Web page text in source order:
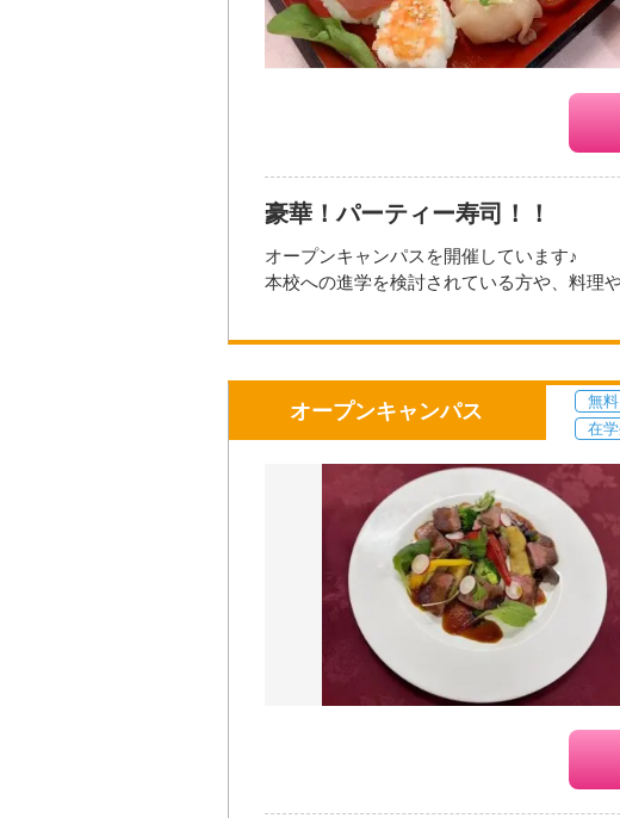
・ホームページhttps://www.tokiwa-
・e-mail info@tokiwa-college.ac.jp
・TEL（096）364-5203 ※平日9：00～16
＊定員に限りがありますのでお受けできな
【参加資格】
＊調理師、パティシエ・ブランジェなど「
＊本校へ興味をもっていただいている方
＊比較検討中の方など
info@tokiwa-college.ac.jp
開催日時 2026年10月24日（土
大きい地図で見
参加方法・参加条件
★ホームページ、メール、お電話にて参加
・ホームページ
https://www.tokiwa-
・e-mail info@tokiwa-college.ac.jp
・TEL（096）364-5203 ※平日9：00～16
＊定員に限りがありますのでお受けできな
豪華！パーティー寿司！！
オープンキャンパスを開催しています♪
本校への進学を検討されている方や、料理
★★★先着40名様です★★★
詳しくは公式サイトをご覧ください！↓↓↓
https://www.tokiwa-college.ac.jp/
熊本駅発・サクラマチ発の予約制送迎バス
・マスクの着用は任意となります。
・咳や発熱、倦怠感、腹痛など体調がすぐ
・スタッフはマスクを着用して対応するこ
・手洗い、アルコール消毒のご協力をお願
2026年11月21日（土）
オープンキャンパス 無
在